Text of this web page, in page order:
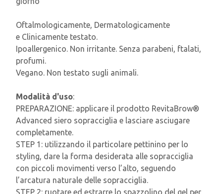
Oftalmologicamente, Dermatologicamente
e Clinicamente testato.
Ipoallergenico. Non irritante. Senza parabeni, ftalati,
profumi.
Vegano. Non testato sugli animali.
Modalità d'uso:
PREPARAZIONE: applicare il prodotto RevitaBrow®
Advanced siero sopracciglia e lasciare asciugare
completamente.
STEP 1: utilizzando il particolare pettinino per lo
styling, dare la forma desiderata alle sopracciglia
con piccoli movimenti verso l’alto, seguendo
l’arcatura naturale delle sopracciglia.
STEP 2: ruotare ed estrarre lo spazzolino del gel per